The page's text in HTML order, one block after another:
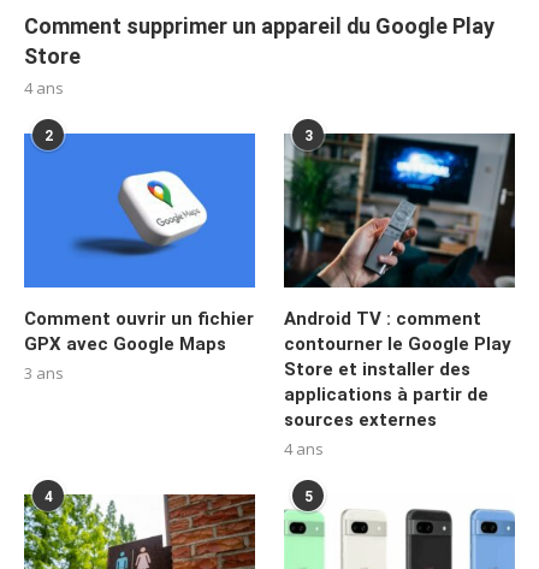
Comment supprimer un appareil du Google Play
Store
4 ans
2
Comment ouvrir un fichier
GPX avec Google Maps
3 ans
3
Android TV : comment
contourner le Google Play
Store et installer des
applications à partir de
sources externes
4 ans
4 5